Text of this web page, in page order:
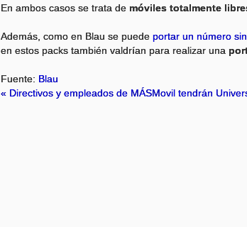
En ambos casos se trata de móviles totalmente
Además, como en Blau se puede portar un número
en estos packs también valdrían para realizar una
Fuente: Blau
« Directivos y empleados de MÁSMovil tendrán